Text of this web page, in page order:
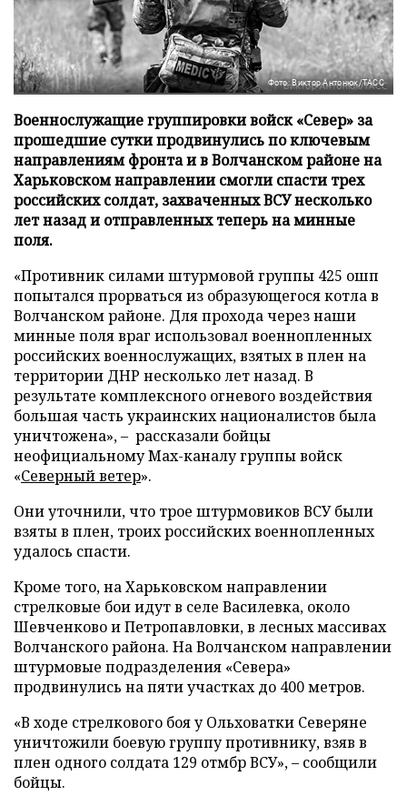
Фото: Виктор Антонюк/ТАСС
Военнослужащие группировки войск «Север» за
прошедшие сутки продвинулись по ключевым
направлениям фронта и в Волчанском районе на
Харьковском направлении смогли спасти трех
российских солдат, захваченных ВСУ несколько
лет назад и отправленных теперь на минные
поля.
«Противник силами штурмовой группы 425 ошп
попытался прорваться из образующегося котла в
Волчанском районе. Для прохода через наши
минные поля враг использовал военнопленных
российских военнослужащих, взятых в плен на
территории ДНР несколько лет назад. В
результате комплексного огневого воздействия
большая часть украинских националистов была
уничтожена», – рассказали бойцы
неофициальному Max-каналу группы войск
«Северный ветер».
Они уточнили, что трое штурмовиков ВСУ были
взяты в плен, троих российских военнопленных
удалось спасти.
Кроме того, на Харьковском направлении
стрелковые бои идут в селе Василевка, около
Шевченково и Петропавловки, в лесных массивах
Волчанского района. На Волчанском направлении
штурмовые подразделения «Севера»
продвинулись на пяти участках до 400 метров.
«В ходе стрелкового боя у Ольховатки Северяне
уничтожили боевую группу противнику, взяв в
плен одного солдата 129 отмбр ВСУ», – сообщили
бойцы.